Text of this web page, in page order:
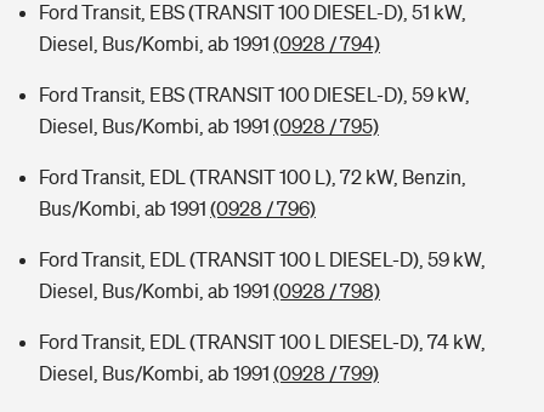
Ford Transit, EBS (TRANSIT 100 DIESEL-D), 51 kW,
Diesel, Bus/Kombi, ab 1991 (0928 / 794)
Ford Transit, EBS (TRANSIT 100 DIESEL-D), 59 kW,
Diesel, Bus/Kombi, ab 1991 (0928 / 795)
Ford Transit, EDL (TRANSIT 100 L), 72 kW, Benzin,
Bus/Kombi, ab 1991 (0928 / 796)
Ford Transit, EDL (TRANSIT 100 L DIESEL-D), 59 kW,
Diesel, Bus/Kombi, ab 1991 (0928 / 798)
Ford Transit, EDL (TRANSIT 100 L DIESEL-D), 74 kW,
Diesel, Bus/Kombi, ab 1991 (0928 / 799)